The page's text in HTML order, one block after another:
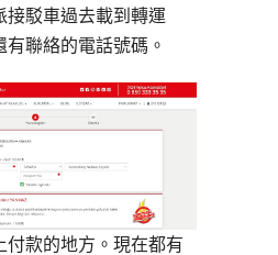
接駁車過去載到轉運
聯絡的電話號碼。
付款的地方。現在都有